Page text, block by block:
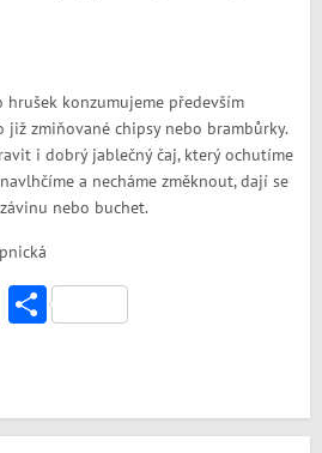
hrušek konzumujeme především
již zmiňované chipsy nebo brambůrky.
i dobrý jablečný čaj, který ochutíme
a necháme změknout, dají se
nebo buchet.
Share